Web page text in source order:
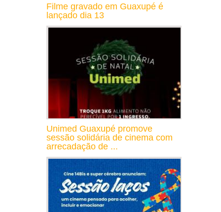
Filme gravado em Guaxupé é
lançado dia 13
Unimed Guaxupé promove
sessão solidária de cinema com
arrecadação de ...